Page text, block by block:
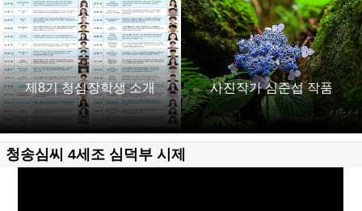
제8기 청심장학생 소개 사진작가 심준섭 작품
청송심씨 4세조 심덕부 시제